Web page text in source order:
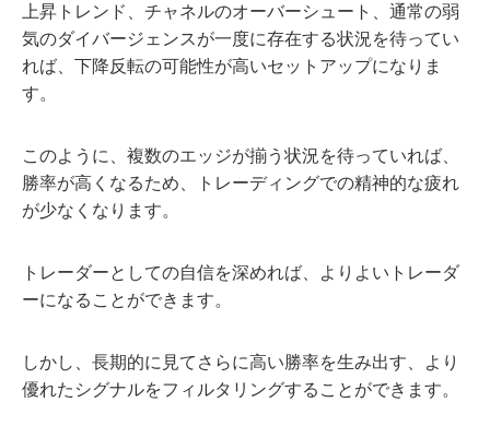
上昇トレンド、チャネルのオーバーシュート、通常の弱
気のダイバージェンスが一度に存在する状況を待ってい
れば、下降反転の可能性が高いセットアップになりま
す。
このように、複数のエッジが揃う状況を待っていれば、
勝率が高くなるため、トレーディングでの精神的な疲れ
が少なくなります。
トレーダーとしての自信を深めれば、よりよいトレーダ
ーになることができます。
しかし、長期的に見てさらに高い勝率を生み出す、より
優れたシグナルをフィルタリングすることができます。